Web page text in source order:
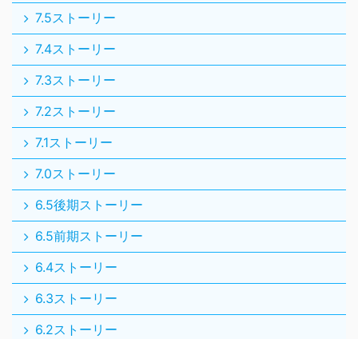
7.5ストーリー
7.4ストーリー
7.3ストーリー
7.2ストーリー
7.1ストーリー
7.0ストーリー
6.5後期ストーリー
6.5前期ストーリー
6.4ストーリー
6.3ストーリー
6.2ストーリー